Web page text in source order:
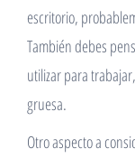
escritorio,
También debes
utilizar para
gruesa.
Otro aspecto a